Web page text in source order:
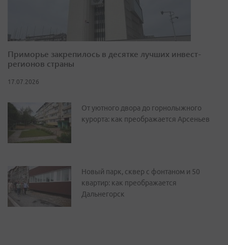
Приморье закрепилось в десятке лучших инвест-
регионов страны
17.07.2026
От уютного двора до горнолыжного
курорта: как преображается Арсеньев
Новый парк, сквер с фонтаном и 50
квартир: как преображается
Дальнегорск